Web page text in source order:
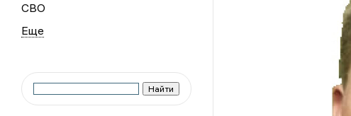
СВО